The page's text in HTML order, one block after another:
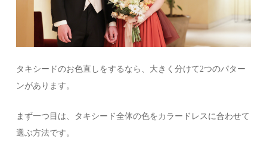
タキシードのお色直しをするなら、大きく分けて2つのパター
ンがあります。
まず一つ目は、タキシード全体の色をカラードレスに合わせて
選ぶ方法です。